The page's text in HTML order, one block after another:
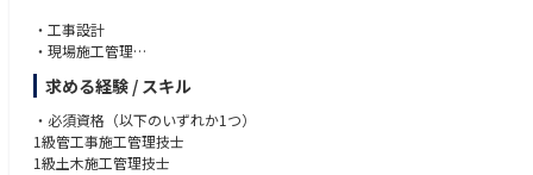
・お客様側立場での営業系システム再構築プロジェクトPMO支援
- プロジェクト管理支援（QCD）
- ベンダ管理支援（マルチベンダ時の横連携支援など）
- エンドユーザー対応（ベンダ作成資料のカスタマイズ、内容説明・解
説、各種調整など）
- お客様社内対応支援（稟議補足資料作成など）
・工事設計
・現場施工管理
・施工計画
・施工計画図作成
・安全管理
・工程管理
・品質管理
求める経験 / スキル
・必須資格（以下のいずれか1つ）
1級管工事施工管理技士
1級土木施工管理技士